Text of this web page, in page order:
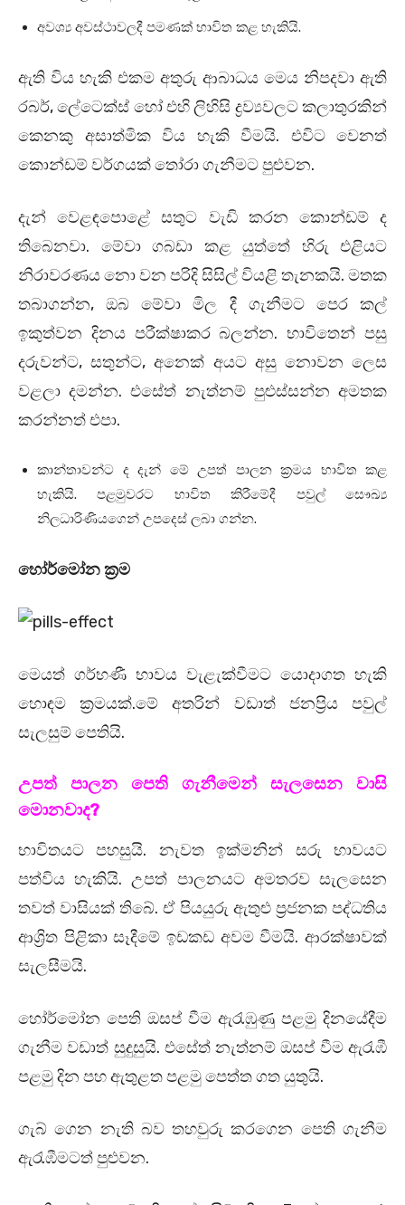
අවශ්‍ය අවස්ථාවලදී පමණක් භාවිත කළ හැකියි.
ඇති විය හැකි එකම අතුරු ආබාධය මෙය නිපදවා ඇති
රබර්, ලේටෙක්ස් හෝ එහි ලිහිසි ද්‍රව්‍යවලට කලාතුරකින්
කෙනකු අසාත්මික විය හැකි වීමයි. එවිට වෙනත්
කොන්ඩම් වර්ගයක් තෝරා ගැනීමට පුළුවන.
දැන් වෙළඳපොළේ සතුට වැඩි කරන කොන්ඩම් ද
තිබෙනවා. මේවා ගබඩා කළ යුත්තේ හිරු එළියට
නිරාවරණය නො වන පරිදි සිසිල් වියළි තැනකයි. මතක
තබාගන්න, ඔබ මේවා මිල දී ගැනීමට පෙර කල්
ඉකුත්වන දිනය පරීක්ෂාකර බලන්න. භාවිතෙන් පසු
දරුවන්ට, සතුන්ට, අනෙක් අයට අසු නොවන ලෙස
වළලා දමන්න. එසේත් නැත්නම් පුළුස්සන්න අමතක
කරන්නත් එපා.
කාන්තාවන්ට ද දැන් මේ උපත් පාලන ක්‍රමය භාවිත කළ
හැකියි. පළමුවරට භාවිත කිරීමේදී පවුල් සෞඛ්‍ය
නිලධාරිණියගෙන් උපදෙස් ලබා ගන්න.
හෝර්මෝන ක්‍රම
මෙයත් ගර්භණී භාවය වැළැක්වීමට යොදාගත හැකි
හොඳම ක්‍රමයක්.මේ අතරින් වඩාත් ජනප්‍රිය පවුල්
සැලසුම් පෙතියි.
උපත් පාලන පෙති ගැනීමෙන් සැලසෙන වාසි
මොනවාද?
භාවිතයට පහසුයි. නැවත ඉක්මනින් සරු භාවයට
පත්විය හැකියි. උපත් පාලනයට අමතරව සැලසෙන
තවත් වාසියක් තිබේ. ඒ පියයුරු ඇතුළු ප්‍රජනක පද්ධතිය
ආශ්‍රිත පිළිකා සෑදීමේ ඉඩකඩ අවම වීමයි. ආරක්ෂාවක්
සැලසීමයි.
හෝර්මෝන පෙති ඔසප් වීම ඇරැඹුණු පළමු දිනයේදීම
ගැනීම වඩාත් සුදුසුයි. එසේත් නැත්නම් ඔසප් වීම ඇරැඹී
පළමු දින පහ ඇතුළත පළමු පෙත්ත ගත යුතුයි.
ගැබ් ගෙන නැති බව තහවුරු කරගෙන පෙති ගැනීම
ඇරැඹීමටත් පුළුවන.